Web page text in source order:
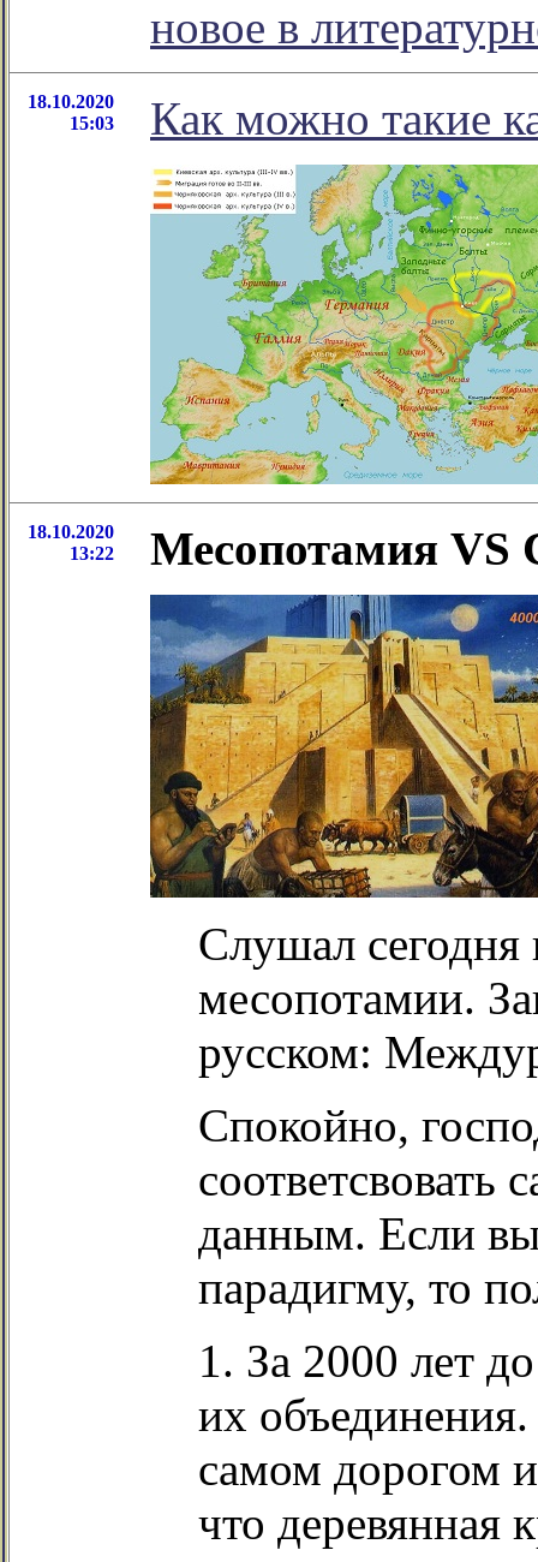
новое в
18.10.2020
15:03
Как можно такие
18.10.2020
13:22
Месопотамия VS
Слушал сегодня
месопотамии.
русском:
Спокойно,
данным. Если
парадигму, то
1. За 2000 лет
их
самом дорогом
что деревянная